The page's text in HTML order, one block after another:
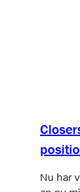
Nu har